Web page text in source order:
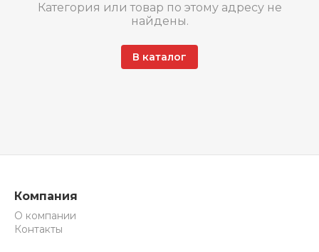
Категория или товар по этому адресу не
найдены.
В каталог
Компания
О компании
Контакты